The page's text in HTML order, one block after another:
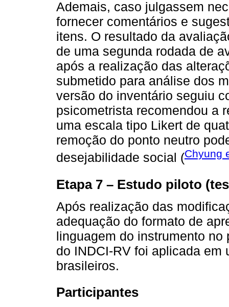
Ademais, caso julgassem
fornecer comentários e
itens. O resultado da
de uma segunda rodada de
após a realização das
submetido para análise dos
versão do inventário seguiu
psicometrista recomendou a
uma escala tipo Likert de
remoção do ponto neutro
desejabilidade social (Chyung
Etapa 7 – Estudo piloto
Após realização das
adequação do formato de
linguagem do instrumento no
do INDCI-RV foi aplicada em
brasileiros.
Participantes